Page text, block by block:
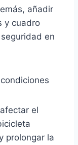
añadir
y cuadro
en
el
prolongar la